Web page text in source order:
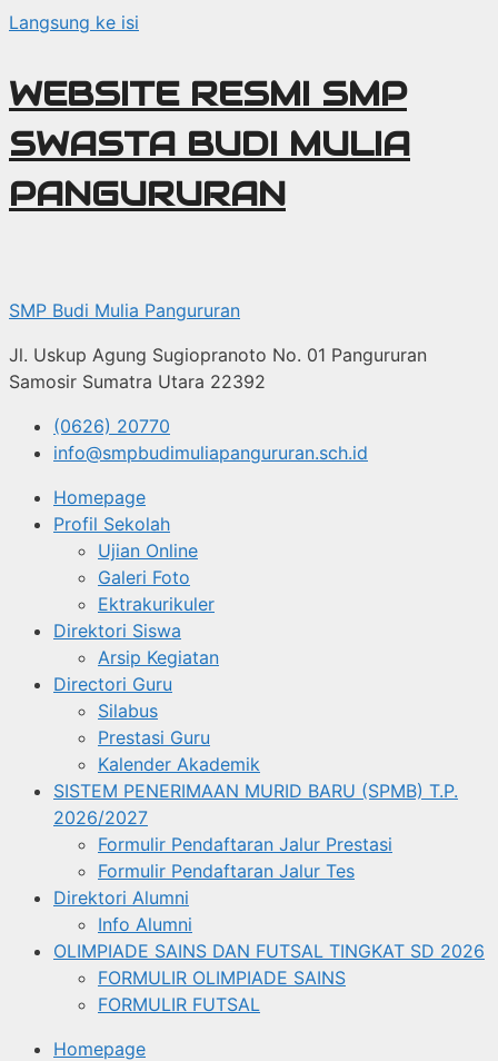
Langsung ke isi
WEBSITE RESMI SMP
SWASTA BUDI MULIA
PANGURURAN
SMP Budi Mulia Pangururan
Jl. Uskup Agung Sugiopranoto No. 01 Pangururan
Samosir Sumatra Utara 22392
(0626) 20770
info@smpbudimuliapangururan.sch.id
Homepage
Profil Sekolah
Ujian Online
Galeri Foto
Ektrakurikuler
Direktori Siswa
Arsip Kegiatan
Directori Guru
Silabus
Prestasi Guru
Kalender Akademik
SISTEM PENERIMAAN MURID BARU (SPMB) T.P.
2026/2027
Formulir Pendaftaran Jalur Prestasi
Formulir Pendaftaran Jalur Tes
Direktori Alumni
Info Alumni
OLIMPIADE SAINS DAN FUTSAL TINGKAT SD 2026
FORMULIR OLIMPIADE SAINS
FORMULIR FUTSAL
Homepage